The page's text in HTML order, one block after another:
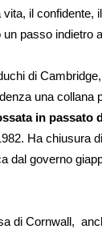
il confidente,
passo indietro
di
una collana
in passato
Ha chiusura
dal governo
di Cornwall,